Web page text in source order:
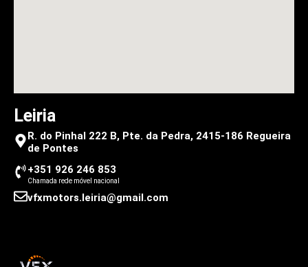
Leiria
R. do Pinhal 222 B, Pte. da Pedra, 2415-186 Regueira
de Pontes
+351 926 246 853
Chamada rede móvel nacional
vfxmotors.leiria@gmail.com